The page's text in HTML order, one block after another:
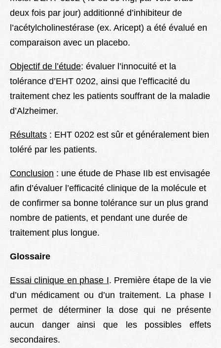
deux fois par jour) additionné d’inhibiteur de
l’acétylcholinestérase (ex. Aricept) a été évalué en
comparaison avec un placebo.
Objectif de l’étude: évaluer l’innocuité et la
tolérance d’EHT 0202, ainsi que l’efficacité du
traitement chez les patients souffrant de la maladie
d’Alzheimer.
Résultats : EHT 0202 est sûr et généralement bien
toléré par les patients.
Conclusion : une étude de Phase IIb est envisagée
afin d’évaluer l’efficacité clinique de la molécule et
de confirmer sa bonne tolérance sur un plus grand
nombre de patients, et pendant une durée de
traitement plus longue.
Glossaire
Essai clinique en phase I. Première étape de la vie
d’un médicament ou d’un traitement. La phase I
permet de déterminer la dose qui ne présente
aucun danger ainsi que les possibles effets
secondaires.